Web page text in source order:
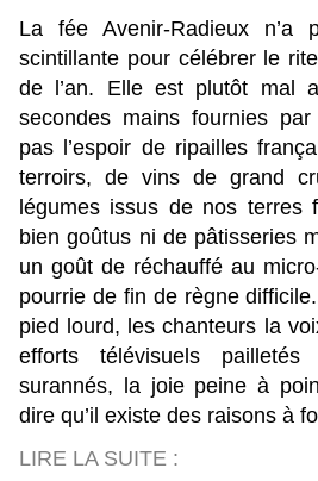
La fée Avenir-Radieux n’a
scintillante pour célébrer le
de l’an. Elle est plutôt mal
secondes mains fournies par
pas l’espoir de ripailles
terroirs, de vins de grand
légumes issus de nos terres
bien goûtus ni de pâtisseries
un goût de réchauffé au
pourrie de fin de règne
pied lourd, les chanteurs la
efforts télévisuels pailletés
surannés, la joie peine à
dire qu’il existe des raisons à
LIRE LA SUITE :